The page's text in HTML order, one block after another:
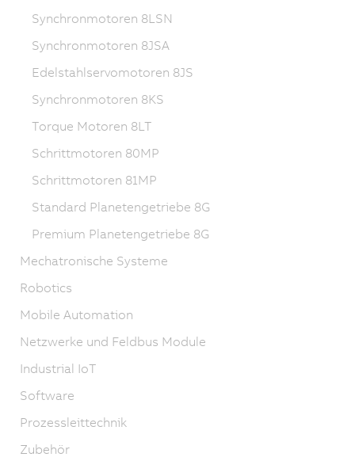
Synchronmotoren 8LSN
Synchronmotoren 8JSA
Edelstahlservomotoren 8JS
Synchronmotoren 8KS
Torque Motoren 8LT
Schrittmotoren 80MP
Schrittmotoren 81MP
Standard Planetengetriebe 8G
Premium Planetengetriebe 8G
Mechatronische Systeme
Robotics
Mobile Automation
Netzwerke und Feldbus Module
Industrial IoT
Software
Prozessleittechnik
Zubehör